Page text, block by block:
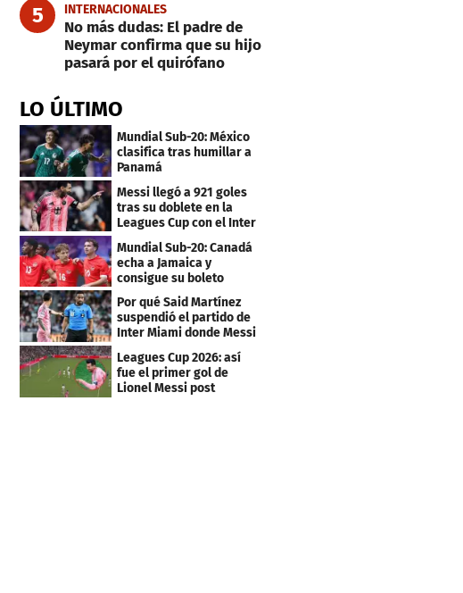
5 INTERNACIONALES
No más dudas: El padre de
Neymar confirma que su hijo
pasará por el quirófano
LO ÚLTIMO
Mundial Sub-20: México
clasifica tras humillar a
Panamá
Messi llegó a 921 goles
tras su doblete en la
Leagues Cup con el Inter
Miami
Mundial Sub-20: Canadá
echa a Jamaica y
consigue su boleto
Por qué Said Martínez
suspendió el partido de
Inter Miami donde Messi
Leagues Cup 2026: así
fue el primer gol de
Lionel Messi post